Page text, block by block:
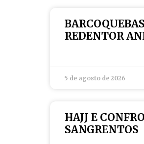
REDENTOR
5 de agosto de 2026
HAJJ E
SANGRENTOS